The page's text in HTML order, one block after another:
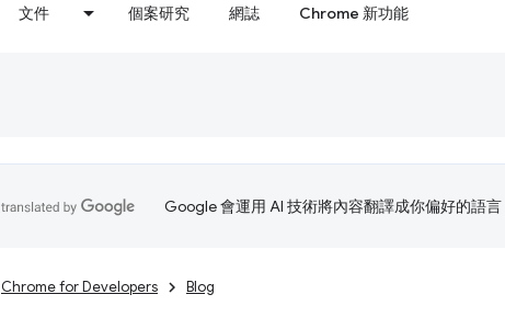
文件 個案研究 網誌 Chrome 新功能
Google 會運用 AI 技術將內容翻譯成你偏好的語言
Chrome for Developers Blog